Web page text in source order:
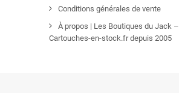
Conditions générales de vente
À propos | Les Boutiques du Jack –
Cartouches-en-stock.fr depuis 2005